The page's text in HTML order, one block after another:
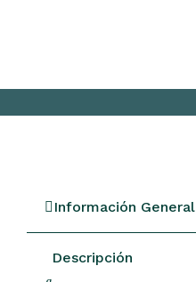
Información General
Descripción